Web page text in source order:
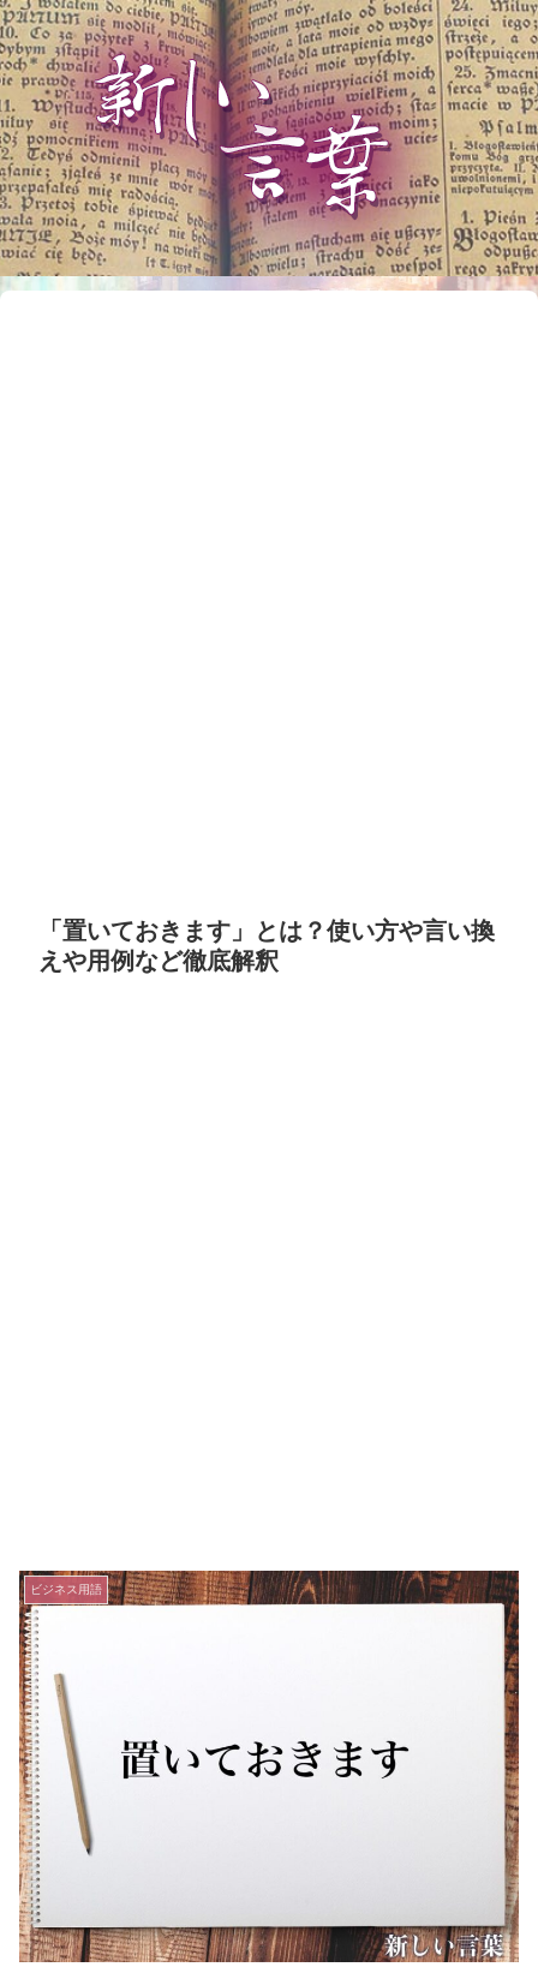
「置いておきます」とは？使い方や言い換
えや用例など徹底解釈
ビジネス用語